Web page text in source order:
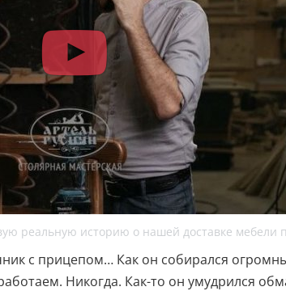
реальную историю о нашей доставке мебели
с прицепом… Как он собирался
Никогда. Как-то он умудрился